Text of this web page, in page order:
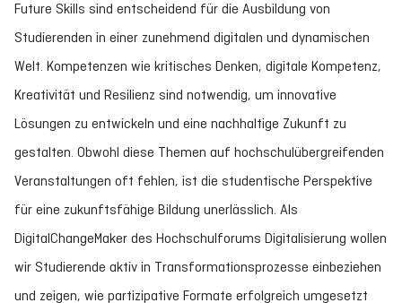
Future Skills sind entscheidend für die Ausbildung von
Studierenden in einer zunehmend digitalen und dynamischen
Welt. Kompetenzen wie kritisches Denken, digitale Kompetenz,
Kreativität und Resilienz sind notwendig, um innovative
Lösungen zu entwickeln und eine nachhaltige Zukunft zu
gestalten. Obwohl diese Themen auf hochschulübergreifenden
Veranstaltungen oft fehlen, ist die studentische Perspektive
für eine zukunftsfähige Bildung unerlässlich. Als
DigitalChangeMaker des Hochschulforums Digitalisierung wollen
wir Studierende aktiv in Transformationsprozesse einbeziehen
und zeigen, wie partizipative Formate erfolgreich umgesetzt